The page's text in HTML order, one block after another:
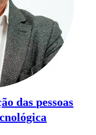
das pessoas